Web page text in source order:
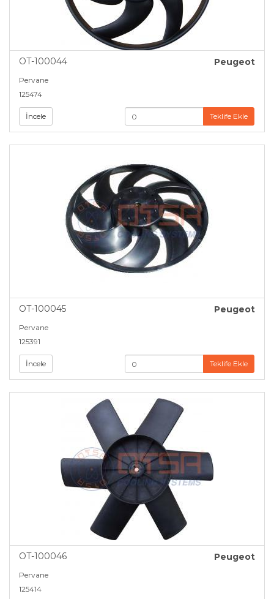
OT-100044 Peugeot
Pervane
125474
İncele Teklife Ekle
OT-100045 Peugeot
Pervane
125391
İncele Teklife Ekle
OT-100046 Peugeot
Pervane
125414